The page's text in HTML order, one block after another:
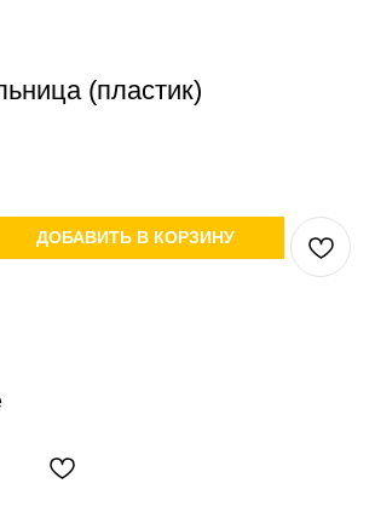
(пластик)
ДОБАВИТЬ В КОРЗИНУ